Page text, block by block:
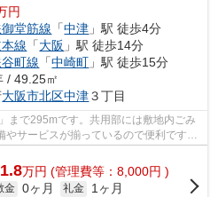
円
堂筋線 「中津 」駅 徒歩4分
線 「大阪 」駅 徒歩14分
町線 「中崎町 」駅 徒歩15分
/ 49.25㎡
大阪市北区中津３丁目
まで295mです。共用部には敷地内ごみ
サービスが揃っているので便利です。
な空...
万円 (管理費等：8,000円 )
金 0ヶ月 礼金
1ヶ月